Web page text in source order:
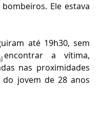
Ele estava
até 19h30, sem
a vítima,
nas proximidades
jovem de 28 anos